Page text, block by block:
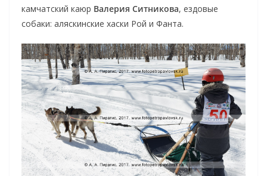
камчатский каюр Валерия Ситникова, ездовые
собаки: аляскинские хаски Рой и Фанта.